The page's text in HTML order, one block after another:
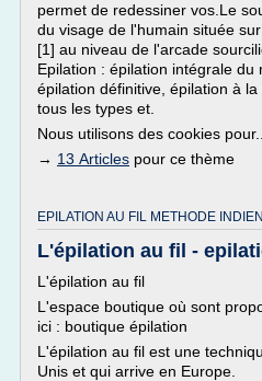
permet de redessiner vos.Le
du visage de l'humain située
[1] au niveau de l'arcade
Epilation : épilation intégrale du
épilation définitive, épilation à
tous les types et.
Nous utilisons des cookies
→ 13 Articles pour ce thème
EPILATION AU FIL METHODE
L'épilation au fil -
L'épilation au fil
L'espace boutique où sont
ici : boutique épilation
L'épilation au fil est une
Unis et qui arrive en Europe.